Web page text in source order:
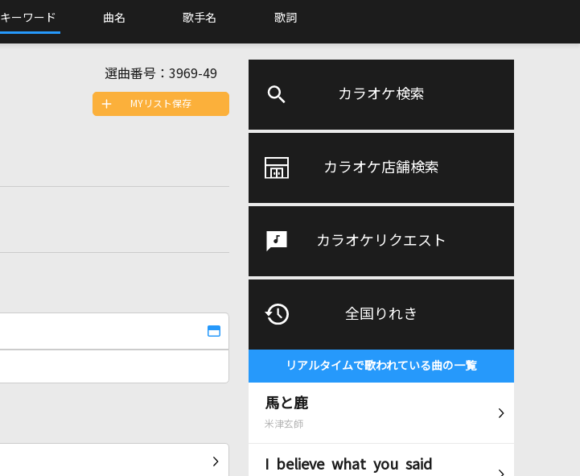
キーワード 曲名 歌手名 歌詞
カラオケ検索
カラオケ店舗検索
カラオケリクエスト
全国りれき
リアルタイムで歌われている曲の一覧
馬と鹿
米津玄師
I believe what you said
選曲番号： 3969-49
MYリスト保存